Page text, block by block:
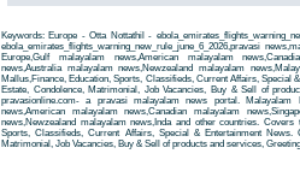
Keywords: Europe - Otta Nottathil -
ebola_emirates_flights_warning_new_rule_june_6_2026,pravasi
Europe,Gulf malayalam news,American malayalam
news,Australia malayalam news,Newzealand malayalam
Mallus,Finance, Education, Sports, Classifieds, Current Affairs, Special
Estate, Condolence, Matrimonial, Job Vacancies, Buy & Sell of
pravasionline.com- a pravasi malayalam news portal. Malayalam
news,American malayalam news,Canadian malayalam
news,Newzealand malayalam news,Inda and other countries.
Sports, Classifieds, Current Affairs, Special & Entertainment News.
Matrimonial, Job Vacancies, Buy & Sell of products and services,